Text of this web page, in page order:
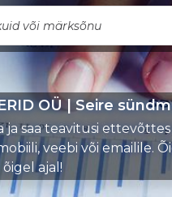
OÜ | Seire
ja saa teavitusi
veebi või emailile.
õigel ajal!